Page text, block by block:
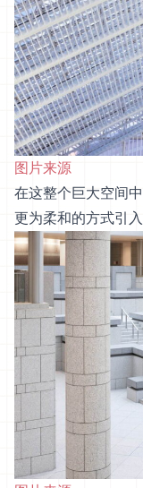
图片来源
在这整个巨大空间
更为柔和的方式引入